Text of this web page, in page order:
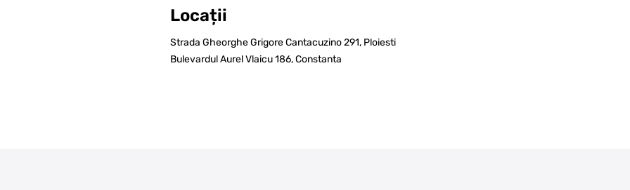
Locații
Strada Gheorghe Grigore Cantacuzino 291, Ploiesti
Bulevardul Aurel Vlaicu 186, Constanta